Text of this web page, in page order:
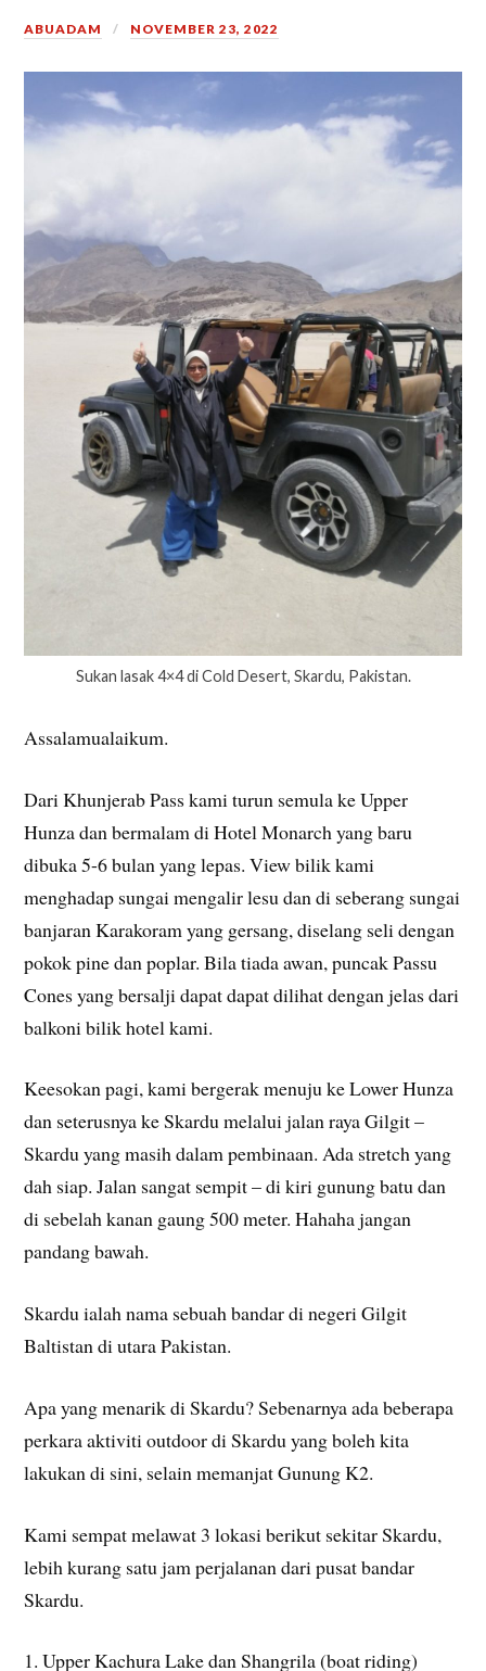
ABUADAM NOVEMBER 23, 2022
Sukan lasak 4×4 di Cold Desert, Skardu, Pakistan.
Assalamualaikum.
Dari Khunjerab Pass kami turun semula ke Upper
Hunza dan bermalam di Hotel Monarch yang baru
dibuka 5-6 bulan yang lepas. View bilik kami
menghadap sungai mengalir lesu dan di seberang sungai
banjaran Karakoram yang gersang, diselang seli dengan
pokok pine dan poplar. Bila tiada awan, puncak Passu
Cones yang bersalji dapat dapat dilihat dengan jelas dari
balkoni bilik hotel kami.
Keesokan pagi, kami bergerak menuju ke Lower Hunza
dan seterusnya ke Skardu melalui jalan raya Gilgit –
Skardu yang masih dalam pembinaan. Ada stretch yang
dah siap. Jalan sangat sempit – di kiri gunung batu dan
di sebelah kanan gaung 500 meter. Hahaha jangan
pandang bawah.
Skardu ialah nama sebuah bandar di negeri Gilgit
Baltistan di utara Pakistan.
Apa yang menarik di Skardu? Sebenarnya ada beberapa
perkara aktiviti outdoor di Skardu yang boleh kita
lakukan di sini, selain memanjat Gunung K2.
Kami sempat melawat 3 lokasi berikut sekitar Skardu,
lebih kurang satu jam perjalanan dari pusat bandar
Skardu.
1. Upper Kachura Lake dan Shangrila (boat riding)